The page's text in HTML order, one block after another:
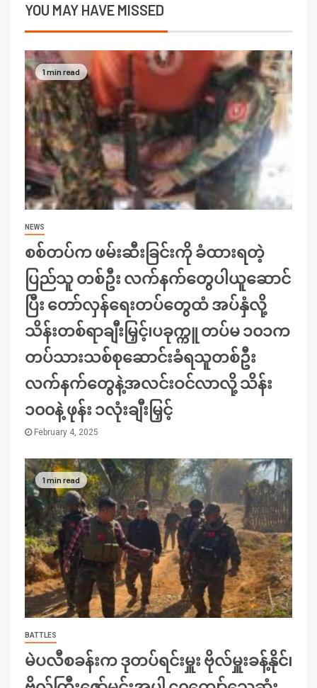
YOU MAY HAVE MISSED
1 min read
NEWS
စစ်တပ်က ဖမ်းဆီးခြင်းကို ခံထားရတဲ့
ပြည်သူ တစ်ဦး လက်နက်တွေပါယူဆောင်
ပြီး တော်လှန်ရေးတပ်တွေထံ အပ်နှံလို့
သိန်းတစ်ရာချီးမြှင့်၊ပခုက္ကူ တပ်မ ၁၀၁က
တပ်သားသစ်စုဆောင်းခံရသူတစ်ဦး
လက်နက်တွေနဲ့အလင်းဝင်လာလို့ သိန်း
၁၀၀နဲ့ ဖုန်း ၁လုံးချီးမြှင့်
February 4, 2025
1 min read
BATTLES
မဲပလီစခန်းက ဒုတပ်ရင်းမှူး ဗိုလ်မှူးခန့်နိုင်၊